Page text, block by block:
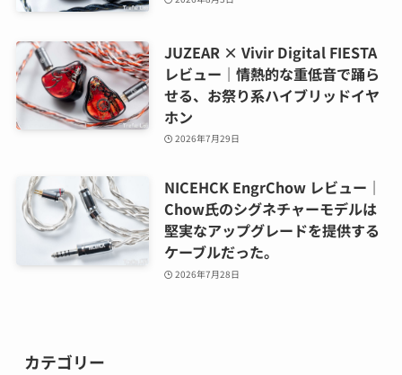
JUZEAR × Vivir Digital FIESTA
レビュー｜情熱的な重低音で踊ら
せる、お祭り系ハイブリッドイヤ
ホン
2026年7月29日
NICEHCK EngrChow レビュー｜
Chow氏のシグネチャーモデルは
堅実なアップグレードを提供する
ケーブルだった。
2026年7月28日
カテゴリー